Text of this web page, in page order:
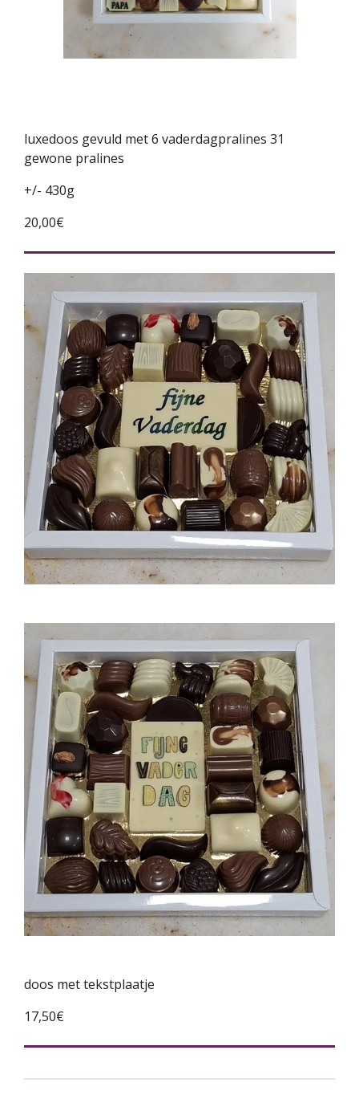
luxedoos gevuld met 6 vaderdagpralines 31
gewone pralines
+/- 430g
20,00€
doos met tekstplaatje
17,50€